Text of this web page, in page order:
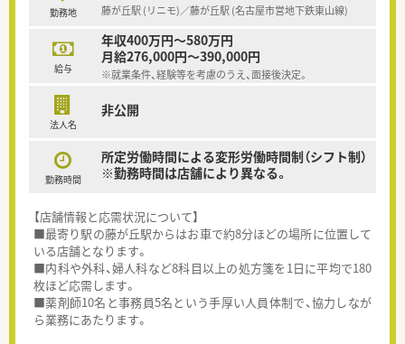
勤務地 藤が丘駅 (リニモ)／藤が丘駅 (名古屋市営地下鉄東山線)
給与
年収400万円～580万円
月給276,000円～390,000円
※就業条件、経験等を考慮のうえ、面接後決定。
法人名
非公開
勤務時間
所定労働時間による変形労働時間制（シフト制）
※勤務時間は店舗により異なる。
【店舗情報と応需状況について】
■最寄り駅の藤が丘駅からはお車で約8分ほどの場所に位置して
いる店舗となります。
■内科や外科、婦人科など8科目以上の処方箋を1日に平均で180
枚ほど応需します。
■薬剤師10名と事務員5名という手厚い人員体制で、協力しなが
ら業務にあたります。